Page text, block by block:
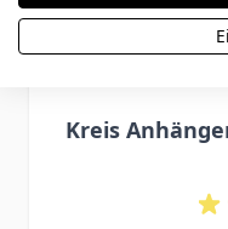
Kreis